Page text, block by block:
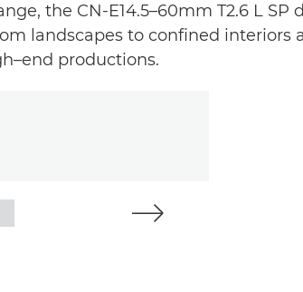
the CN-E14.5–60mm T2.6 L SP
landscapes to confined interiors
productions.